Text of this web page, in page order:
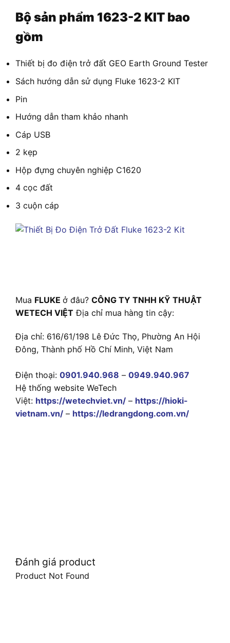
Bộ sản phẩm 1623-2 KIT bao
gồm
Thiết bị đo điện trở đất GEO Earth Ground Tester
Sách hướng dẫn sử dụng Fluke 1623-2 KIT
Pin
Hướng dẫn tham khảo nhanh
Cáp USB
2 kẹp
Hộp đựng chuyên nghiệp C1620
4 cọc đất
3 cuộn cáp
Mua FLUKE ở đâu? CÔNG TY TNHH KỸ THUẬT
WETECH VIỆT Địa chỉ mua hàng tin cậy:
Địa chỉ: 616/61/198 Lê Đức Thọ, Phường An Hội
Đông, Thành phố Hồ Chí Minh, Việt Nam
Điện thoại: 0901.940.968 – 0949.940.967
Hệ thống website WeTech
Việt: https://wetechviet.vn/ – https://hioki-
vietnam.vn/ – https://ledrangdong.com.vn/
Đánh giá product
Product Not Found